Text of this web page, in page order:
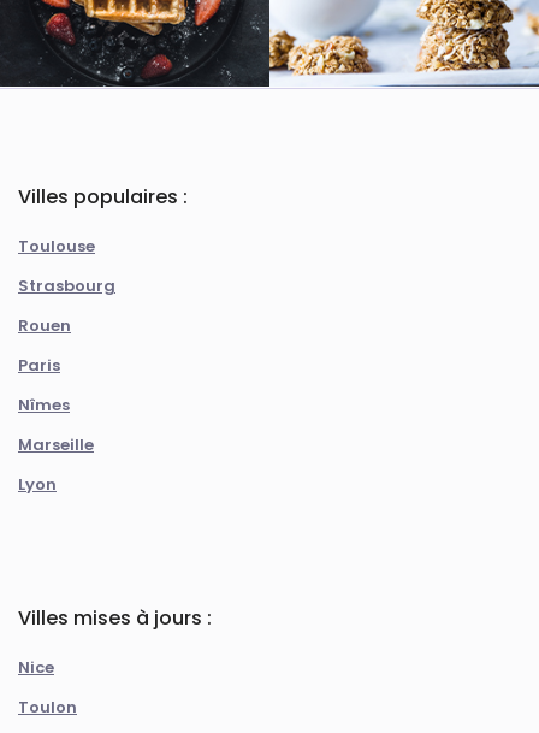
Villes populaires :
Toulouse
Strasbourg
Rouen
Paris
Nîmes
Marseille
Lyon
Villes mises à jours :
Nice
Toulon